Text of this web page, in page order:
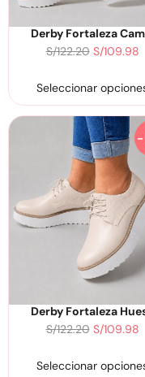
Derby Fortaleza
S/122.20 S/109.98
Seleccionar
-
Derby Fortaleza
S/122.20 S/109.98
Seleccionar